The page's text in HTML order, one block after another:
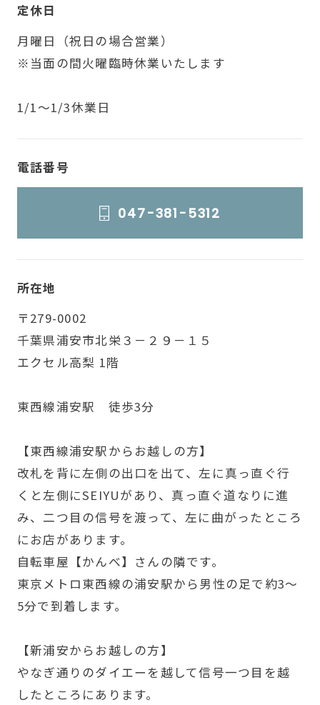
定休日
月曜日（祝日の場合営業）
※当面の間火曜臨時休業いたします
1/1～1/3休業日
電話番号
047-381-5312
所在地
〒279-0002
千葉県浦安市北栄３－２９－１５
エクセル高梨 1階
東西線浦安駅 徒歩3分
【東西線浦安駅からお越しの方】
改札を背に左側の出口を出て、左に真っ直ぐ行
くと左側にSEIYUがあり、真っ直ぐ道なりに進
み、二つ目の信号を渡って、左に曲がったところ
にお店があります。
自転車屋【かんべ】さんの隣です。
東京メトロ東西線の浦安駅から男性の足で約3～
5分で到着します。
【新浦安からお越しの方】
やなぎ通りのダイエーを越して信号一つ目を越
したところにあります。